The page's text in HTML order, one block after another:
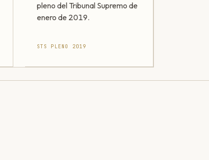
pleno del Tribunal Supremo de
enero de 2019.
STS PLENO 2019